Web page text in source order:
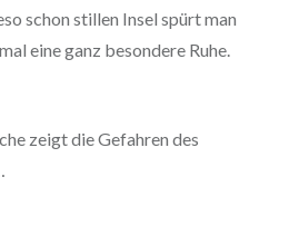
schon stillen Insel spürt man
eine ganz besondere Ruhe.
zeigt die Gefahren des